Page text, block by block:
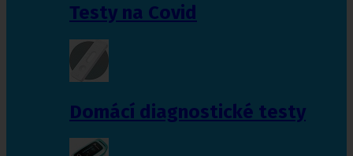
Testy na Covid
Domácí diagnostické testy